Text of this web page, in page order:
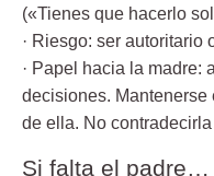
(«Tienes que hacerlo
· Riesgo: ser autoritario
· Papel hacia la madre:
decisiones. Mantenerse
de ella. No
Si falta el padre…